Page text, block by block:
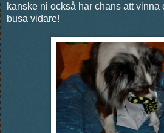
kanske ni också har chans att vinna
busa vidare!